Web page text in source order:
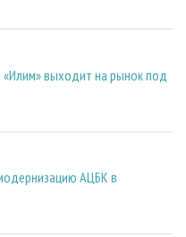
«Илим» выходит на рынок под
АЦБК в